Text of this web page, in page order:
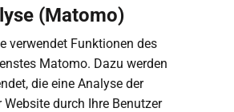
(Matomo)
verwendet Funktionen des
Matomo. Dazu werden
die eine Analyse der
Website durch Ihre Benutzer